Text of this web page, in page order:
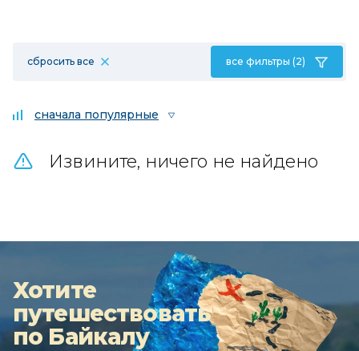
сбросить все все фильтры (2)
сначала популярные
Извините, ничего не найдено
Хотите
путешествовать
по Байкалу